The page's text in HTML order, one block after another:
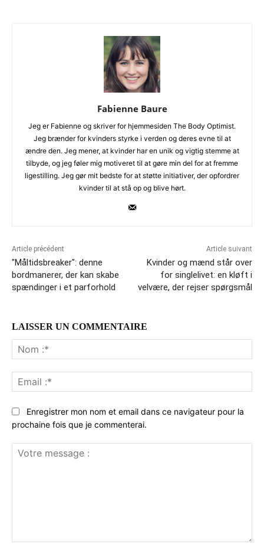
Fabienne Baure
Jeg er Fabienne og skriver for hjemmesiden The Body Optimist.
Jeg brænder for kvinders styrke i verden og deres evne til at
ændre den. Jeg mener, at kvinder har en unik og vigtig stemme at
tilbyde, og jeg føler mig motiveret til at gøre min del for at fremme
ligestilling. Jeg gør mit bedste for at støtte initiativer, der opfordrer
kvinder til at stå op og blive hørt.
Article précédent
"Måltidsbreaker": denne
bordmanerer, der kan skabe
spændinger i et parforhold
Article suivant
Kvinder og mænd står over
for singlelivet: en kløft i
velvære, der rejser spørgsmål
LAISSER UN COMMENTAIRE
:*
:*
Enregistrer mon nom et email dans ce navigateur pour la
prochaine fois que je commenterai.